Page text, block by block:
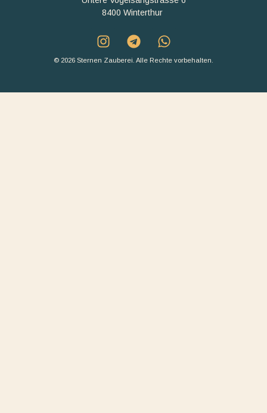
8400 Winterthur
© 2026 Sternen Zauberei. Alle Rechte vorbehalten.